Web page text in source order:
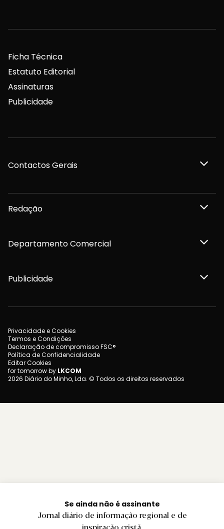
Se ainda não é assinante
Jornal diário de informação regional e de
Ficha Técnica
Estatuto Editorial
Assinaturas
Publicidade
Contactos Gerais
Redação
Departamento Comercial
Publicidade
Privacidade e Cookies
Termos e Condições
Declaração de compromisso FSC®
Política de Confidencialidade
Editar Cookies
for tomorrow by LKCOM
2026 Diário do Minho, Lda. © Todos os direitos reservados